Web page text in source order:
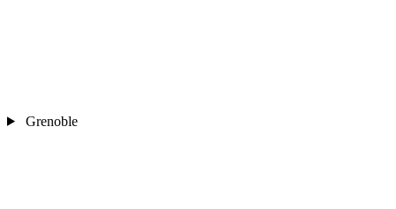
Grenoble